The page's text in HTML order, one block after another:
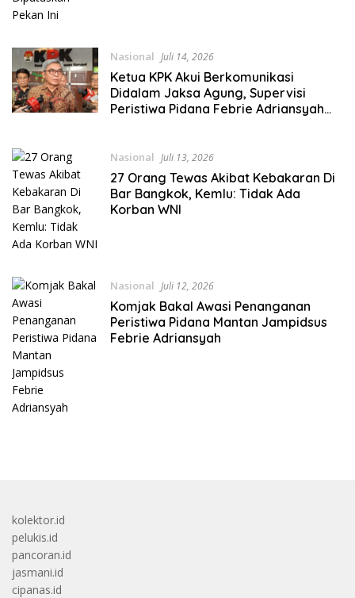
Nasional Juli 14, 2026
Ketua KPK Akui Berkomunikasi
Didalam Jaksa Agung, Supervisi
Peristiwa Pidana Febrie Adriansyah
Nasional Juli 13, 2026
27 Orang Tewas Akibat Kebakaran Di
Bar Bangkok, Kemlu: Tidak Ada
Korban WNI
Nasional Juli 12, 2026
Komjak Bakal Awasi Penanganan
Peristiwa Pidana Mantan Jampidsus
Febrie Adriansyah
kolektor.id
pelukis.id
pancoran.id
jasmani.id
cipanas.id